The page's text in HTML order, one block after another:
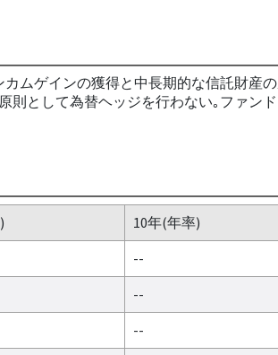
ムゲインの獲得と中長期的な信託財産
則として為替ヘッジを行わない｡ファン
10年(年率)
--
--
--